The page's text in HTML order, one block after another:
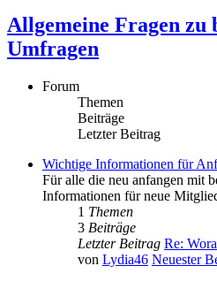
Allgemeine Fragen zu
Umfragen
Forum
Themen
Beiträge
Letzter Beitrag
Wichtige Informationen für
Für alle die neu anfangen mit
Informationen für neue
1 Themen
3 Beiträge
Letzter Beitrag Re:
von Lydia46 Neuester